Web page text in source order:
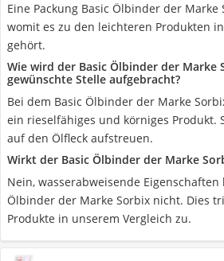
Eine Packung Basic Ölbinder der Marke
womit es zu den leichteren Produkten
gehört.
Wie wird der Basic Ölbinder der Marke
gewünschte Stelle aufgebracht?
Bei dem Basic Ölbinder der Marke
ein rieselfähiges und körniges Produkt.
auf den Ölfleck aufstreuen.
Wirkt der Basic Ölbinder der Marke
Nein, wasserabweisende
Ölbinder der Marke Sorbix nicht. Dies
Produkte in unserem Vergleich zu.